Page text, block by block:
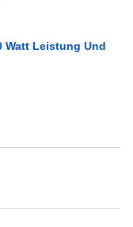
Watt Leistung Und